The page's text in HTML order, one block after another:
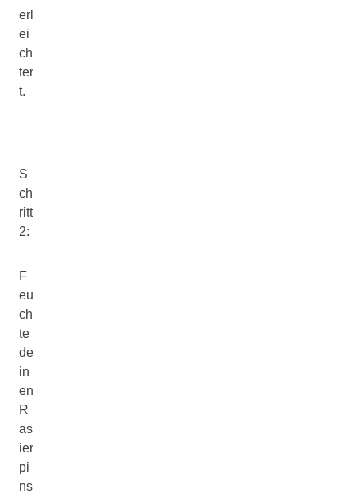
erl
ei
ch
ter
t.
S
ch
ritt
2:
F
eu
ch
te
de
in
en
R
as
ier
pi
ns